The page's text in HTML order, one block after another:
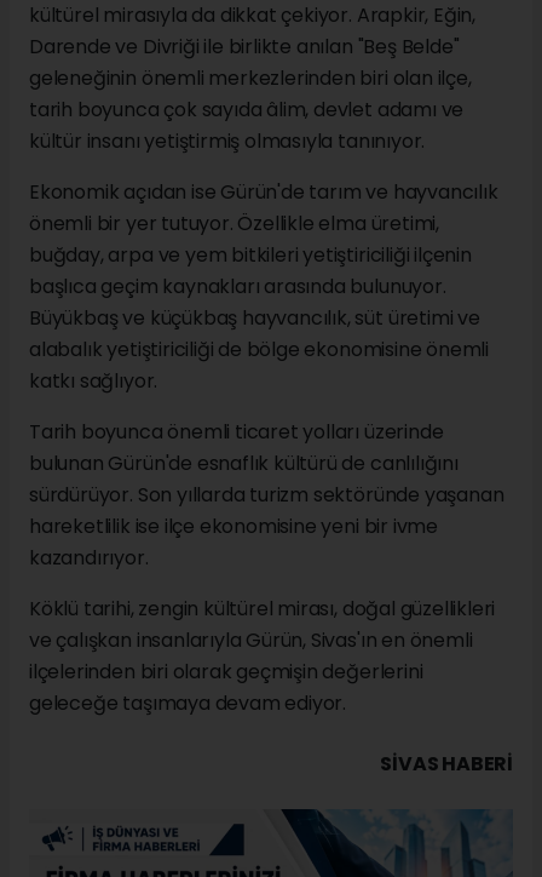
kültürel mirasıyla da dikkat çekiyor. Arapkir, Eğin,
Darende ve Divriği ile birlikte anılan "Beş Belde"
geleneğinin önemli merkezlerinden biri olan ilçe,
tarih boyunca çok sayıda âlim, devlet adamı ve
kültür insanı yetiştirmiş olmasıyla tanınıyor.
Ekonomik açıdan ise Gürün'de tarım ve hayvancılık
önemli bir yer tutuyor. Özellikle elma üretimi,
buğday, arpa ve yem bitkileri yetiştiriciliği ilçenin
başlıca geçim kaynakları arasında bulunuyor.
Büyükbaş ve küçükbaş hayvancılık, süt üretimi ve
alabalık yetiştiriciliği de bölge ekonomisine önemli
katkı sağlıyor.
Tarih boyunca önemli ticaret yolları üzerinde
bulunan Gürün'de esnaflık kültürü de canlılığını
sürdürüyor. Son yıllarda turizm sektöründe yaşanan
hareketlilik ise ilçe ekonomisine yeni bir ivme
kazandırıyor.
Köklü tarihi, zengin kültürel mirası, doğal güzellikleri
ve çalışkan insanlarıyla Gürün, Sivas'ın en önemli
ilçelerinden biri olarak geçmişin değerlerini
geleceğe taşımaya devam ediyor.
SIVAS HABERİ